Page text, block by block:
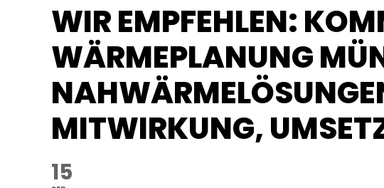
WIR EMPFEHLEN:
WÄRMEPLANUNG
MITWIRKUNG,
15